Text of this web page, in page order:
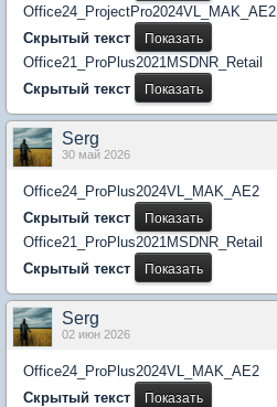
Office24_ProjectPro2024VL_MAK_AE2
Скрытый текст
Office21_ProPlus2021MSDNR_Retail
Скрытый текст
Serg
30 май 2026
Office24_ProPlus2024VL_MAK_AE2
Скрытый текст
Office21_ProPlus2021MSDNR_Retail
Скрытый текст
Serg
02 июн 2026
Office24_ProPlus2024VL_MAK_AE2
Скрытый текст